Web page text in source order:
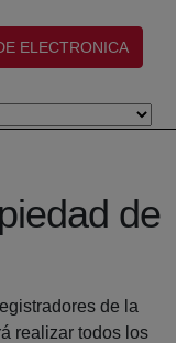
en nueva ventana)
ELECTRONICA
de
de la
realizar todos los